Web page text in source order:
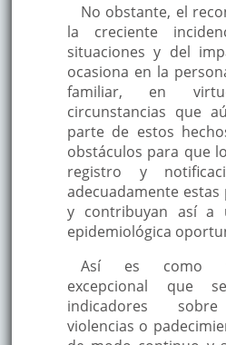
No obstante, el
la creciente
situaciones y del
ocasiona en la
familiar, en
circunstancias que
parte de estos
obstáculos para que
registro y
adecuadamente
y contribuyan así a
epidemiológica
Así es como
excepcional que
indicadores sobre
violencias o